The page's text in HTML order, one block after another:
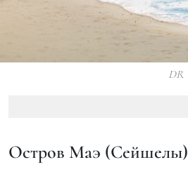
DR
Остров Маэ (Сейшелы)